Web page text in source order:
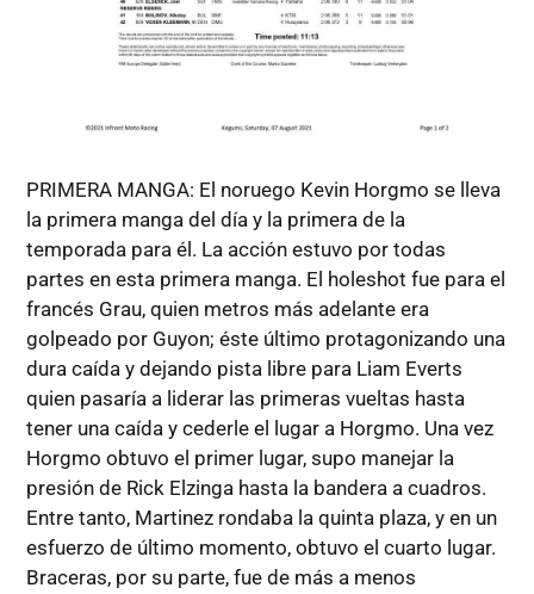
PRIMERA MANGA: El noruego Kevin Horgmo se lleva
la primera manga del día y la primera de la
temporada para él. La acción estuvo por todas
partes en esta primera manga. El holeshot fue para el
francés Grau, quien metros más adelante era
golpeado por Guyon; éste último protagonizando una
dura caída y dejando pista libre para Liam Everts
quien pasaría a liderar las primeras vueltas hasta
tener una caída y cederle el lugar a Horgmo. Una vez
Horgmo obtuvo el primer lugar, supo manejar la
presión de Rick Elzinga hasta la bandera a cuadros.
Entre tanto, Martinez rondaba la quinta plaza, y en un
esfuerzo de último momento, obtuvo el cuarto lugar.
Braceras, por su parte, fue de más a menos